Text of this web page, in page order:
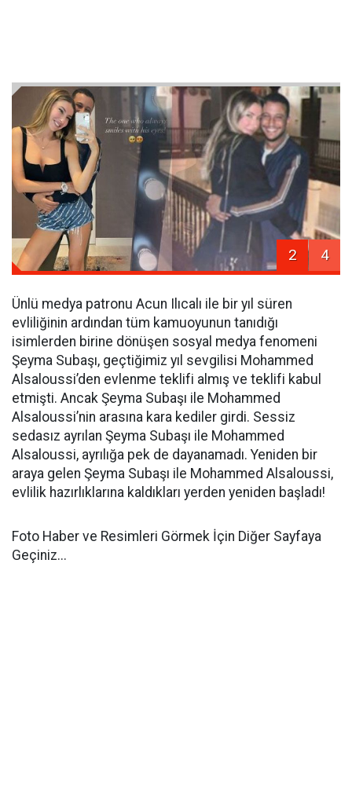
2 4
Ünlü medya patronu Acun Ilıcalı ile bir yıl süren
evliliğinin ardından tüm kamuoyunun tanıdığı
isimlerden birine dönüşen sosyal medya fenomeni
Şeyma Subaşı, geçtiğimiz yıl sevgilisi Mohammed
Alsaloussi’den evlenme teklifi almış ve teklifi kabul
etmişti. Ancak Şeyma Subaşı ile Mohammed
Alsaloussi’nin arasına kara kediler girdi. Sessiz
sedasız ayrılan Şeyma Subaşı ile Mohammed
Alsaloussi, ayrılığa pek de dayanamadı. Yeniden bir
araya gelen Şeyma Subaşı ile Mohammed Alsaloussi,
evlilik hazırlıklarına kaldıkları yerden yeniden başladı!
Foto Haber ve Resimleri Görmek İçin Diğer Sayfaya
Geçiniz...